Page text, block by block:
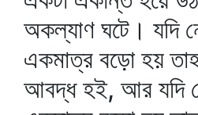
অকল্যাণ ঘটে। যদি
একমাত্র বড়ো হয়
আবদ্ধ হই, আর যদি